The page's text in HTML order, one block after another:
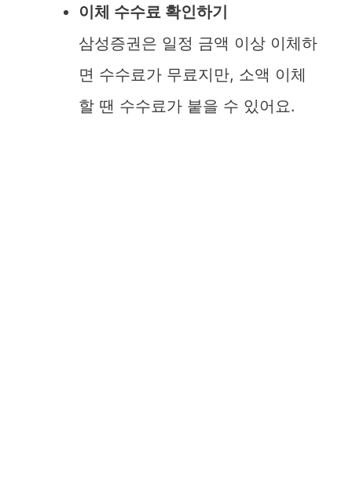
이체 수수료 확인하기
삼성증권은 일정 금액 이상 이체하
면 수수료가 무료지만, 소액 이체
할 땐 수수료가 붙을 수 있어요.